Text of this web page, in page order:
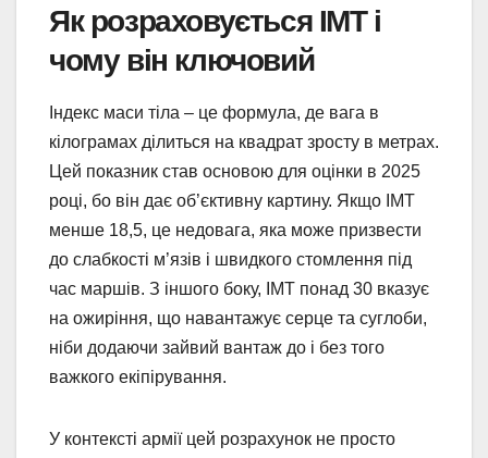
Як розраховується ІМТ і
чому він ключовий
Індекс маси тіла – це формула, де вага в
кілограмах ділиться на квадрат зросту в метрах.
Цей показник став основою для оцінки в 2025
році, бо він дає об’єктивну картину. Якщо ІМТ
менше 18,5, це недовага, яка може призвести
до слабкості м’язів і швидкого стомлення під
час маршів. З іншого боку, ІМТ понад 30 вказує
на ожиріння, що навантажує серце та суглоби,
ніби додаючи зайвий вантаж до і без того
важкого екіпірування.
У контексті армії цей розрахунок не просто